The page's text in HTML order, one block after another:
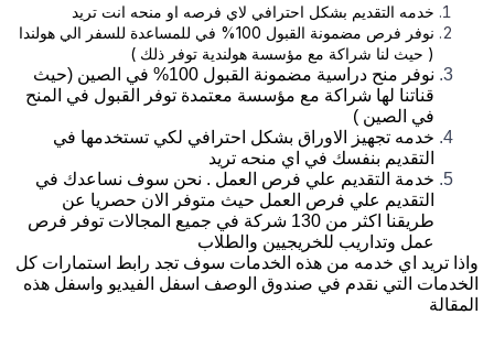
خدمه التقديم بشكل احترافي لاي فرصه او منحه انت تريد
نوفر فرص مضمونة القبول 100% في للمساعدة للسفر الي هولندا
( حيث لنا شراكة مع مؤسسة هولندية توفر ذلك )
نوفر منح دراسية مضمونة القبول 100% في الصين (حيث
قناتنا لها شراكة مع مؤسسة معتمدة توفر القبول في المنح
في الصين )
خدمه تجهيز الاوراق بشكل احترافي لكي تستخدمها في
التقديم بنفسك في اي منحه تريد
خدمة التقديم علي فرص العمل . نحن سوف نساعدك في
التقديم علي فرص العمل حيث متوفر الان حصريا عن
طريقنا اكثر من 130 شركة في جميع المجالات توفر فرص
عمل وتداريب للخريجيين والطلاب
واذا تريد اي خدمه من هذه الخدمات سوف تجد رابط استمارات كل
الخدمات التي نقدم في صندوق الوصف اسفل الفيديو واسفل هذه
المقالة